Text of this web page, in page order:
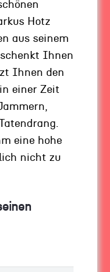
Vakuum
mehr trägt
ist. Wenn
funktionierten,
Wenn
ergaben,
Wenn die
Die Situation,
unsere
Hotz
aus seinem
schenkt Ihnen
Ihnen den
einer Zeit
eine hohe
nicht zu